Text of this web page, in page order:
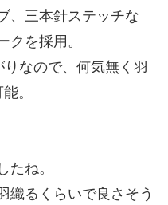
、三本針ステッチな
クを採用。
なので、何気無く羽
。
たね。
織るくらいで良さそう